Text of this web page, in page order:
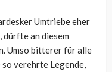
Umtriebe eher
, dürfte an diesem
Umso bitterer für alle
so verehrte Legende,